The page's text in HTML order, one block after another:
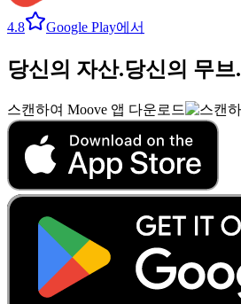
4.8 Google Play에서
당신의 자산.당신의 무브.
스캔하여 Moove 앱 다운로드